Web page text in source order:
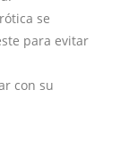
se
para evitar
con su